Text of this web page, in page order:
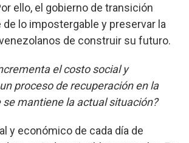
ello, el gobierno de transición
lo impostergable y preservar la
de construir su futuro.
el costo social y
proceso de recuperación en la
se mantiene la actual situación?
y económico de cada día de